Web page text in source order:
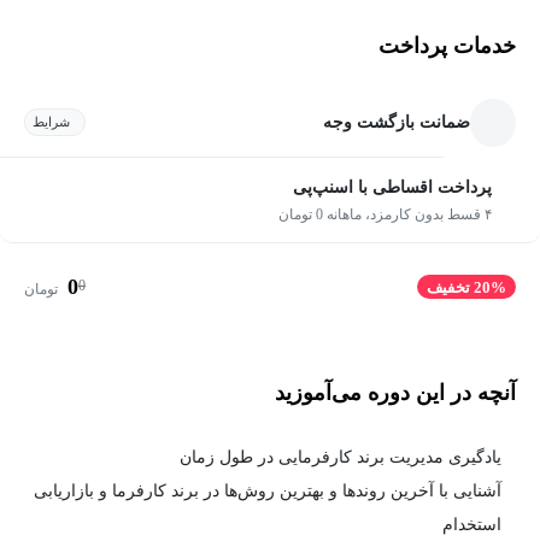
خدمات پرداخت
ضمانت بازگشت وجه شرایط
پرداخت اقساطی با اسنپ‌پی
۴ قسط بدون کارمزد، ماهانه 0 تومان
20% تخفیف 0
0 تومان
آنچه در این دوره می‌آموزید
یادگیری مدیریت برند کارفرمایی در طول زمان
آشنایی با آخرین روندها و بهترین روش‌ها در برند کارفرما و بازاریابی
استخدام